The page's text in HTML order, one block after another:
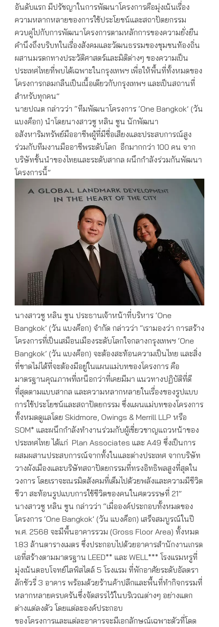
อันดับแรก มีปรัชญาในการพัฒนาโครงการคือมุ่งเน้นเรื่อง
ความหลากหลายของการใช้ประโยชน์และสถาปัตยกรรม
ควบคู่ไปกับการพัฒนาโครงการตามหลักการของความยั่งยืน
คำนึงถึงบริบทในเรื่องสังคมและวัฒนธรรมของชุมชนท้องถิ่น
ผสานมรดกทางประวัติศาสตร์และมิติต่างๆ ของความเป็น
ประเทศไทยที่พบได้เฉพาะในกรุงเทพฯ เพื่อให้พื้นที่ทั้งหมดของ
โครงการกลมกลืนเป็นเนื้อเดียวกับกรุงเทพฯ และเป็นสถานที่
สำหรับทุกคน”
นายปณต กล่าวว่า “ทีมพัฒนาโครงการ ‘One Bangkok’ (วัน
แบงค็อก) นำโดยนางสาวซู หลิน ซูน นักพัฒนา
อสังหาริมทรัพย์มืออาชีพผู้ที่มีชื่อเสียงและประสบการณ์สูง
ร่วมกับทีมงานมืออาชีพระดับโลก อีกมากกว่า 100 คน จาก
บริษัทชั้นนำของไทยและระดับสากล ผนึกกำลังร่วมกันพัฒนา
โครงการนี้”
นางสาวซู หลิน ซูน ประธานเจ้าหน้าที่บริหาร ‘One
Bangkok’ (วัน แบงค็อก) จำกัด กล่าวว่า “เรามองว่า การสร้าง
โครงการที่เป็นเสมือนเมืองระดับโลกใจกลางกรุงเทพฯ ‘One
Bangkok’ (วัน แบงค็อก) จะต้องสะท้อนความเป็นไทย และสิ่ง
ที่ขาดไม่ได้ที่จะต้องมีอยู่ในแผนแม่บทของโครงการ คือ
มาตรฐานคุณภาพที่เหนือกว่าที่เคยมีมา แนวทางปฏิบัติที่ดี
ที่สุดตามแบบสากล และความหลากหลายในเรื่องของรูปแบบ
การใช้ประโยชน์และสถาปัตยกรรม ซึ่งแผนแม่บทของโครงการ
ทั้งหมดดูแลโดย Skidmore, Owings & Merrill LLP หรือ
SOM* และผนึกกำลังทำงานร่วมกับผู้เชี่ยวชาญแถวหน้าของ
ประเทศไทย ได้แก่ Plan Associates และ A49 ซึ่งเป็นการ
ผสมผสานประสบการณ์จากทั้งในและต่างประเทศ จากบริษัท
วางผังเมืองและบริษัทสถาปัตยกรรมที่ทรงอิทธิพลสูงที่สุดใน
วงการ โดยเราจะเนรมิตสังคมที่เต็มไปด้วยพลังและความมีชีวิต
ชีวา สะท้อนรูปแบบการใช้ชีวิตของคนในศตวรรษที่ 21”
นางสาวซู หลิน ซูน กล่าวว่า “เมื่อองค์ประกอบทั้งหมดของ
โครงการ ‘One Bangkok’ (วัน แบงค็อก) เสร็จสมบูรณ์ในปี
พ.ศ. 2568 จะมีพื้นอาคารรวม (Gross Floor Area) ทั้งหมด
1.83 ล้านตารางเมตร ซึ่งประกอบไปด้วยอาคารสำนักงานเกรด
เอที่สร้างตามมาตรฐาน LEED** และ WELL*** โรงแรมหรูที่
มุ่งเน้นตอบโจทย์ไลฟ์สไตล์ 5 โรงแรม ที่พักอาศัยระดับอัลตรา
ลักชัวรี่ 3 อาคาร พร้อมด้วยร้านค้าปลีกและพื้นที่ทำกิจกรรมที่
หลากหลายครบครันซึ่งจัดสรรไว้ในบริเวณต่างๆ อย่างแตก
ต่างแต่ลงตัว โดยแต่ละองค์ประกอบ
ของโครงการและแต่ละอาคารจะมีเอกลักษณ์เฉพาะตัวที่โดด